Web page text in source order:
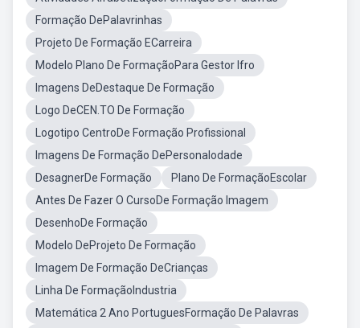
Formação DePalavrinhas
Projeto De Formação ECarreira
Modelo Plano De FormaçãoPara Gestor Ifro
Imagens DeDestaque De Formação
Logo DeCEN.TO De Formação
Logotipo CentroDe Formação Profissional
Imagens De Formação DePersonalodade
DesagnerDe Formação
Plano De FormaçãoEscolar
Antes De Fazer O CursoDe Formação Imagem
DesenhoDe Formação
Modelo DeProjeto De Formação
Imagem De Formação DeCrianças
Linha De FormaçãoIndustria
Matemática 2 Ano PortuguesFormação De Palavras